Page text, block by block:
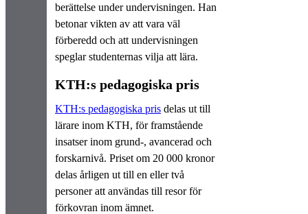
berättelse under undervisningen. Han
betonar vikten av att vara väl
förberedd och att undervisningen
speglar studenternas vilja att lära.
KTH:s pedagogiska pris
KTH:s pedagogiska pris delas ut till
lärare inom KTH, för framstående
insatser inom grund-, avancerad och
forskarnivå. Priset om 20 000 kronor
delas årligen ut till en eller två
personer att användas till resor för
förkovran inom ämnet.